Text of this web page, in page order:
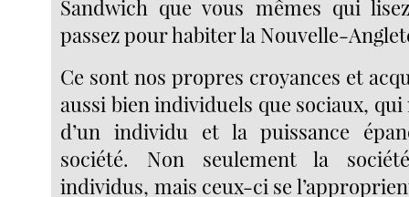
Sandwich que vous mêmes qui
passez pour habiter la Nouvelle-
Ce sont nos propres croyances et
aussi bien individuels que sociaux,
d’un individu et la puissance
société. Non seulement la
individus, mais ceux-ci se